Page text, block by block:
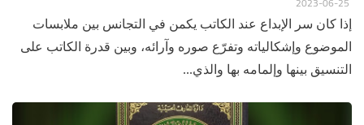
إذا كان سر الإبداع عند الكاتب يكمن في التجانس بين ملابسات
الموضوع وإشكالياته وتفرّع صوره وآرائه، وبين قدرة الكاتب على
التنسيق بينها وإلمامه بها والذي...